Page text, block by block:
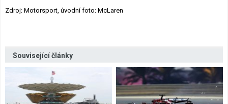
Zdroj: Motorsport, úvodní foto: McLaren
Související články